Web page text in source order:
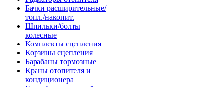
Бачки расширительные/
топл./накопит.
Шпильки/болты
колесные
Комплекты сцепления
Корзины сцепления
Барабаны тормозные
Краны отопителя и
кондиционера